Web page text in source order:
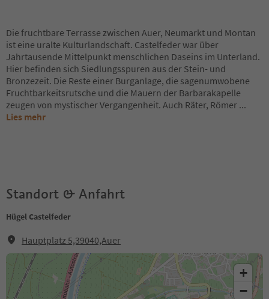
Die fruchtbare Terrasse zwischen Auer, Neumarkt und Montan
ist eine uralte Kulturlandschaft. Castelfeder war über
Jahrtausende Mittelpunkt menschlichen Daseins im Unterland.
Hier befinden sich Siedlungsspuren aus der Stein- und
Bronzezeit. Die Reste einer Burganlage, die sagenumwobene
Fruchtbarkeitsrutsche und die Mauern der Barbarakapelle
zeugen von mystischer Vergangenheit. Auch Räter, Römer ...
Lies mehr
Standort & Anfahrt
Hügel Castelfeder
Hauptplatz 5,39040,Auer
+
−